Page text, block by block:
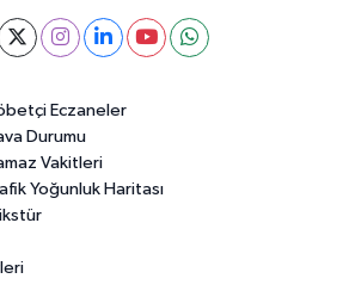
Eczaneler
Durumu
Vakitleri
Yoğunluk Haritası